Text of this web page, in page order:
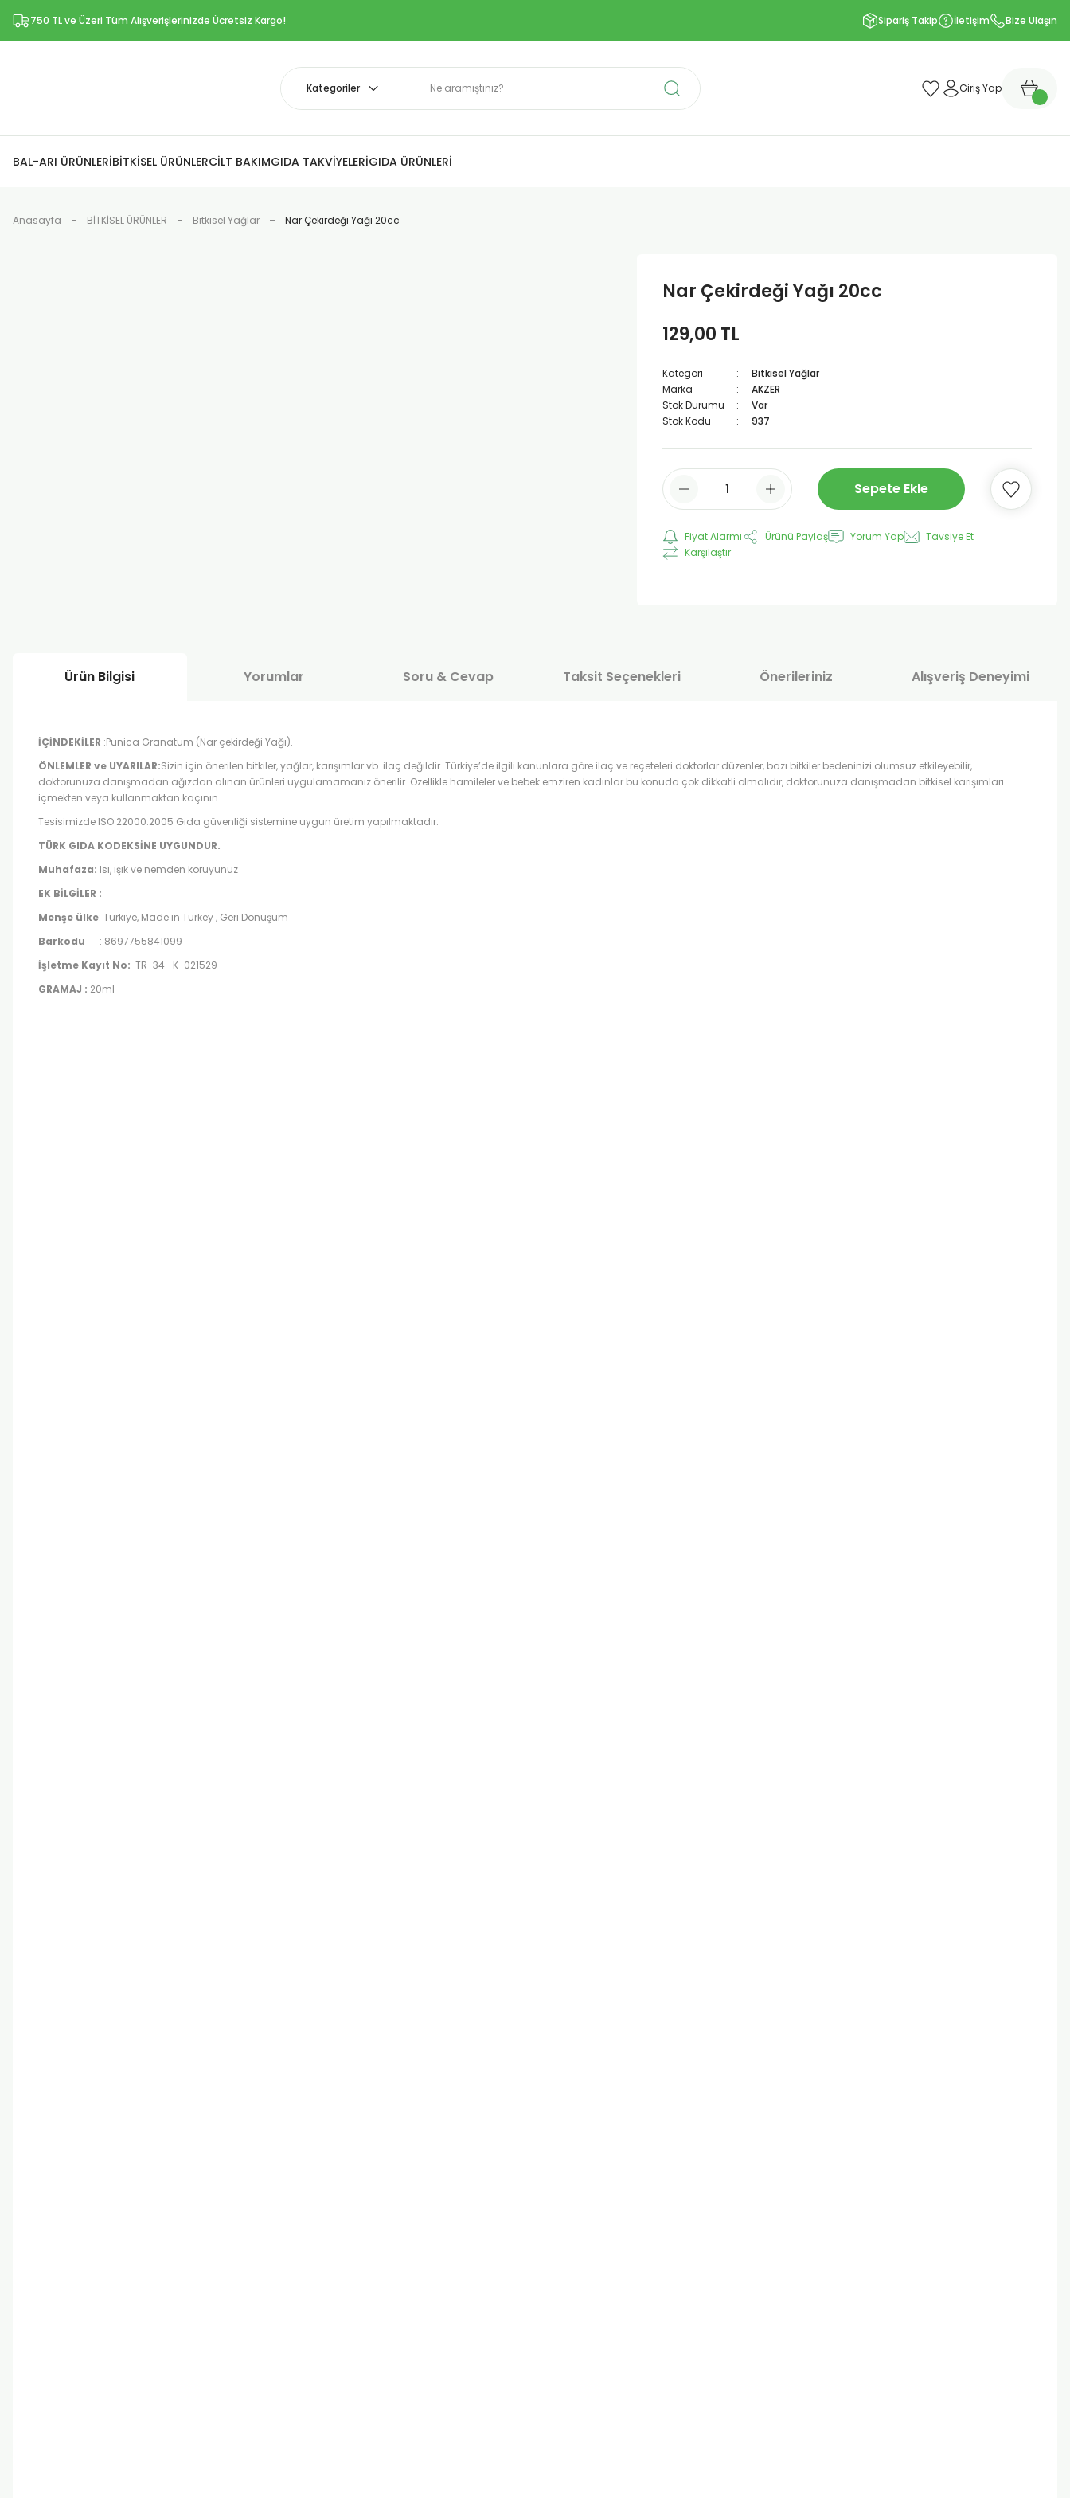
750 TL ve Üzeri Tüm Alışverişlerinizde Ücretsiz Kargo! Sipariş Takip İletişim Bize Ulaşın
Giriş Yap
BAL-ARI ÜRÜNLERİBİTKİSEL ÜRÜNLERCİLT BAKIMGIDA TAKVİYELERİGIDA ÜRÜNLERİ
Anasayfa BİTKİSEL ÜRÜNLER Bitkisel Yağlar Nar Çekirdeği Yağı 20cc
Nar Çekirdeği Yağı 20cc
129,00 TL
Kategori
Bitkisel Yağlar
Marka
AKZER
Stok Durumu
Var
Stok Kodu
937
Sepete Ekle
Fiyat Alarmı Ürünü Paylaş Yorum Yap
Tavsiye Et
Karşılaştır
Ürün Bilgisi Yorumlar Soru & Cevap Taksit Seçenekleri Önerileriniz Alışveriş Deneyimi
İÇİNDEKİLER :Punica Granatum (Nar çekirdeği Yağı).
ÖNLEMLER ve UYARILAR:Sizin için önerilen bitkiler, yağlar, karışımlar vb. ilaç değildir. Türkiye’de ilgili kanunlara göre ilaç ve reçeteleri doktorlar düzenler, bazı bitkiler bedeninizi olumsuz etkileyebilir,
doktorunuza danışmadan ağızdan alınan ürünleri uygulamamanız önerilir. Özellikle hamileler ve bebek emziren kadınlar bu konuda çok dikkatli olmalıdır, doktorunuza danışmadan bitkisel karışımları
içmekten veya kullanmaktan kaçının.
Tesisimizde ISO 22000:2005 Gıda güvenliği sistemine uygun üretim yapılmaktadır.
TÜRK GIDA KODEKSİNE UYGUNDUR.
Muhafaza: Isı, ışık ve nemden koruyunuz
EK BİLGİLER :
Menşe ülke: Türkiye, Made in Turkey , Geri Dönüşüm
Barkodu
: 8697755841099
İşletme Kayıt No: TR-34- K-021529
GRAMAJ : 20ml